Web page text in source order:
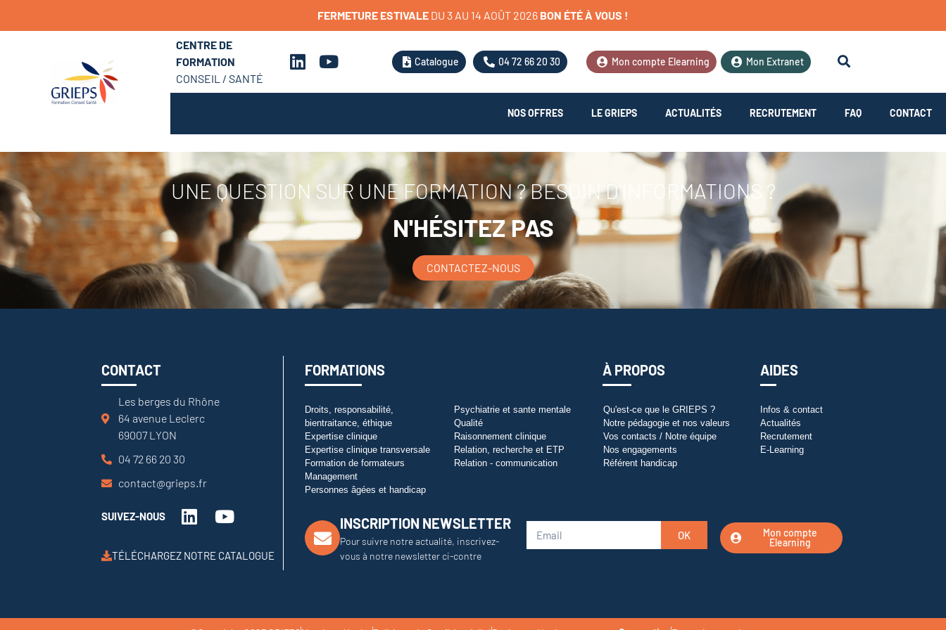
FERMETURE ESTIVALE DU 3 AU 14 AOÛT 2026 BON ÉTÉÀ VOUS !
CENTRE DE
FORMATION
CONSEIL / SANTÉ
Catalogue 04 72 66 20 30 Mon compte Elearning Mon Extranet
NOS OFFRES LE GRIEPS ACTUALITÉS RECRUTEMENT FAQ CONTACT
UNE QUESTION SUR UNE FORMATION ? BESOIN D'INFORMATIONS ?
N'HÉSITEZ PAS
CONTACTEZ-NOUS
CONTACT
Les berges du Rhône
64 avenue Leclerc
69007 LYON
04 72 66 20 30
contact@grieps.fr
SUIVEZ-NOUS
TÉLÉCHARGEZ NOTRE CATALOGUE
FORMATIONS À PROPOS AIDES
Droits, responsabilité,
bientraitance, éthique
Expertise clinique
Expertise clinique transversale
Formation de formateurs
Management
Personnes âgées et handicap
Psychiatrie et sante mentale
Qualité
Raisonnement clinique
Relation, recherche et ETP
Relation - communication
Qu'est-ce que le GRIEPS ?
Notre pédagogie et nos valeurs
Vos contacts / Notre équipe
Nos engagements
Référent handicap
Infos & contact
Actualités
Recrutement
E-Learning
INSCRIPTION NEWSLETTER
Pour suivre notre actualité, inscrivez-
vous à notre newsletter ci-contre
OK
Mon compte
Elearning